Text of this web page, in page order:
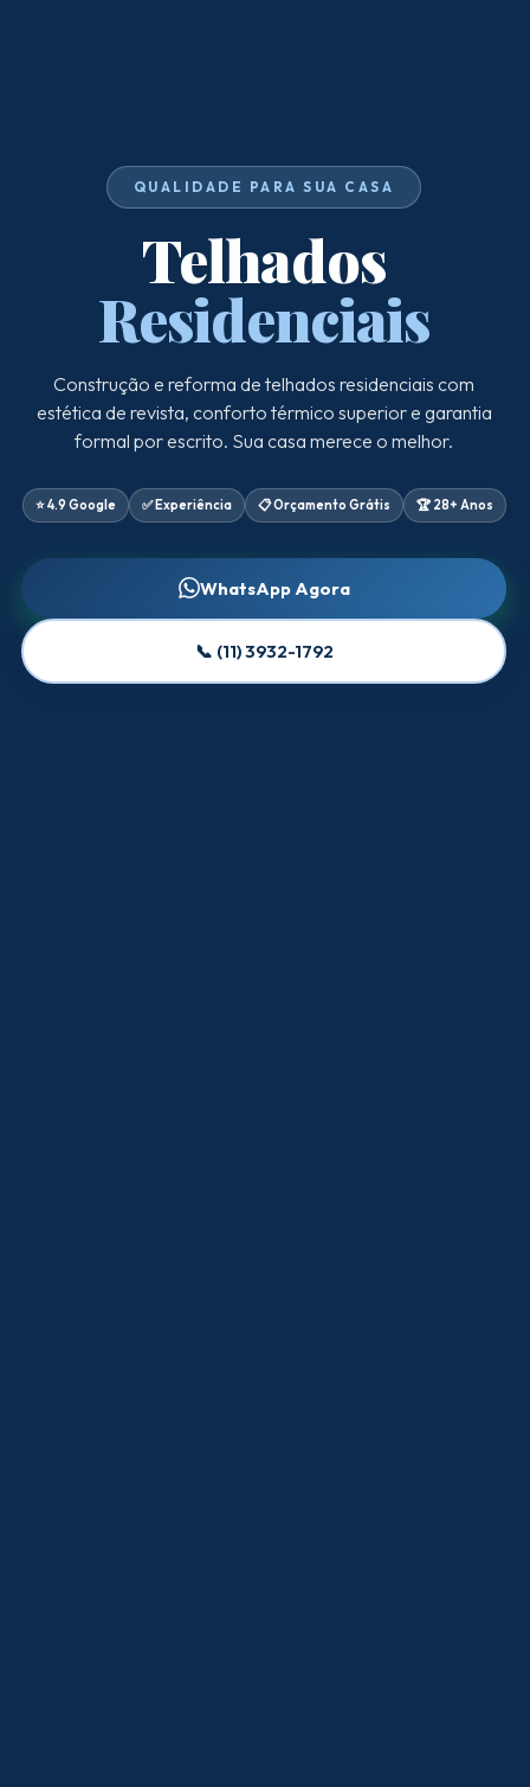
QUALIDADE PARA SUA CASA
Telhados
Residenciais
Construção e reforma de telhados residenciais com
estética de revista, conforto térmico superior e garantia
formal por escrito. Sua casa merece o melhor.
⭐ 4.9 Google ✅ Experiência 📋 Orçamento Grátis 🏆 28+ Anos
WhatsApp Agora
📞 (11) 3932-1792